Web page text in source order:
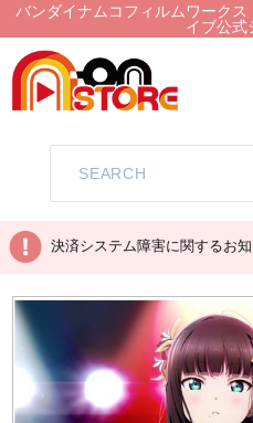
バンダイナムコフィルムワーク
イブ公式
決済システム障害に関するお知